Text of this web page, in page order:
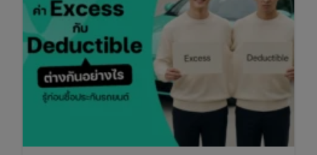
รถ
รู้
ก่อน
ซื้อ
ประกัน